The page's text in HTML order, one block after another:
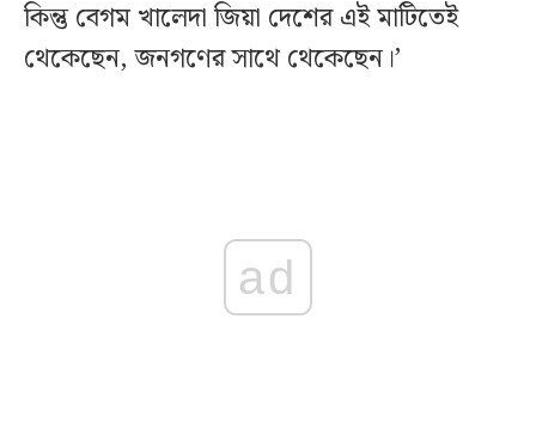
কিন্তু বেগম খালেদা জিয়া দেশের এই মাটিতেই
থেকেছেন, জনগণের সাথে থেকেছেন।’
ad